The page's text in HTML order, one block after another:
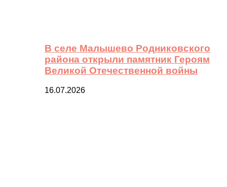
В селе Малышево Родниковского
района открыли памятник Героям
Великой Отечественной войны
16.07.2026